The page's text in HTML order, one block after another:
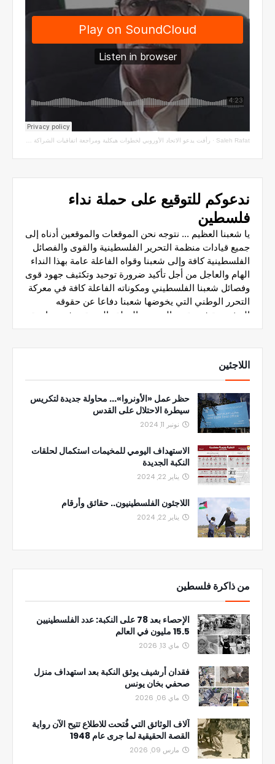
Saleh Rafat
· رأفت يدعو الاتحاد الأوروبي لخطوات هيكلية ومراجعة اتفاقيات الشراكة مع سلطة الاحتلال
اللاجئين
حظر عمل «الأونروا»... محاولة جديدة لتكريس
سيطرة الاحتلال على القدس
نونبر 11, 2024
الاستهداف اليومي للمخيمات استكمال لحلقات
النكبة الجديدة
يناير 22, 2024
اللاجئون الفلسطينيون.. حقائق وأرقام
يناير 22, 2024
من ذاكرة فلسطين
الإحصاء بعد 78 على النكبة: عدد الفلسطينيين
15.5 مليون في العالم
ماي 13, 2026
فقدان أرشيف يوثق النكبة بعد استهداف منزل
صحفي بخان يونس
ماي 06, 2026
آلاف الوثائق التي فُتحت للاطلاع تتيح الآن رواية
القصة الحقيقية لما جرى عام 1948
مارس 09, 2026